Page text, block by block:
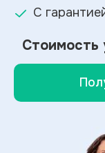
С
Стоимость